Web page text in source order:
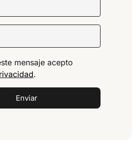
mensaje acepto
.
Enviar